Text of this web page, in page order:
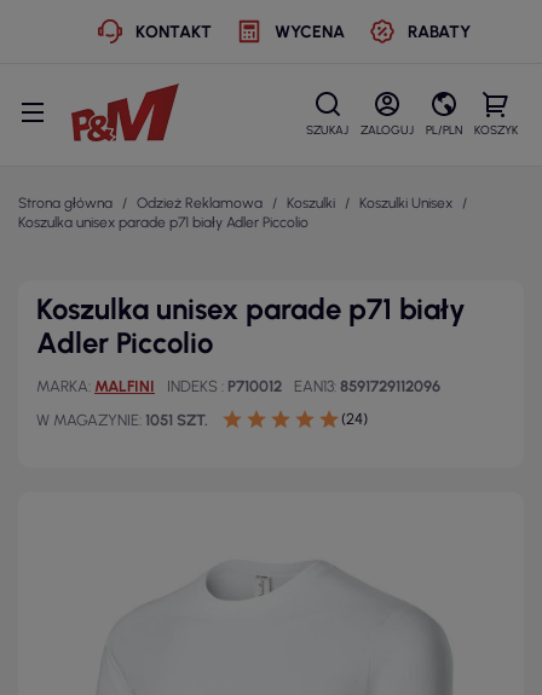
KONTAKT WYCENA RABATY
SZUKAJ ZALOGUJ PL/PLN KOSZYK
Strona główna Odzież Reklamowa Koszulki
Koszulki Unisex
Koszulka unisex parade p71 biały Adler Piccolio
Koszulka unisex parade p71 biały
Adler Piccolio
MARKA MALFINI INDEKS P710012 EAN13 8591729112096
W MAGAZYNIE 1051 SZT. (24)